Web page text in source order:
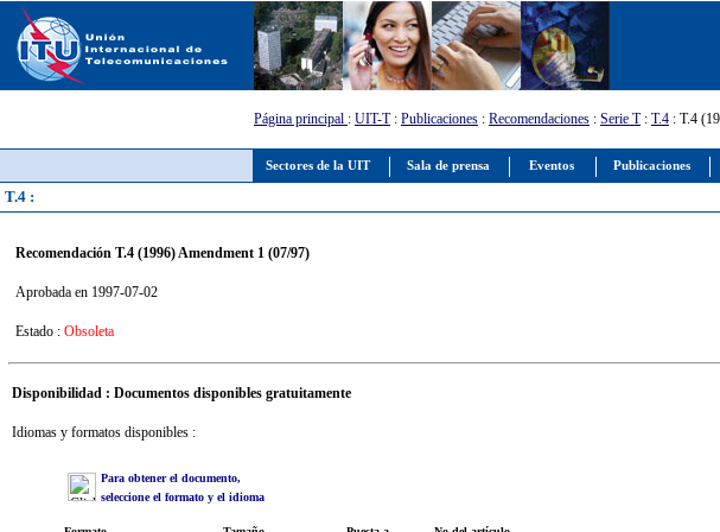
Sectores de la UIT Sala de prensa Eventos Publicaciones
Página principal : UIT-T: Publicaciones : Recomendaciones : Serie T: T.4 : T.4
T.4 :
Recomendación T.4 (1996) Amendment 1 (07/97)
Aprobada en 1997-07-02
Estado : Obsoleta
Disponibilidad : Documentos disponibles gratuitamente
Idiomas y formatos disponibles :
Para obtener el documento,
seleccione el formato y el idioma